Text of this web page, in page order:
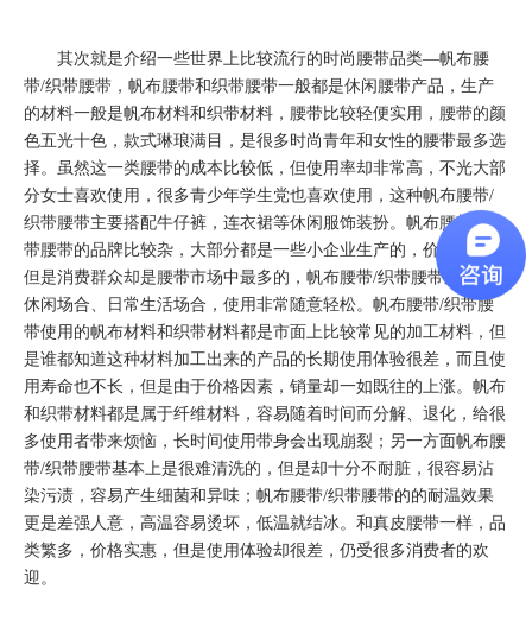
其次就是介绍一些世界上比较流行的时尚腰带品类—帆布腰
带/织带腰带，帆布腰带和织带腰带一般都是休闲腰带产品，生产
的材料一般是帆布材料和织带材料，腰带比较轻便实用，腰带的颜
色五光十色，款式琳琅满目，是很多时尚青年和女性的腰带最多选
择。虽然这一类腰带的成本比较低，但使用率却非常高，不光大部
分女士喜欢使用，很多青少年学生党也喜欢使用，这种帆布腰带/
织带腰带主要搭配牛仔裤，连衣裙等休闲服饰装扮。帆布腰带/织
带腰带的品牌比较杂，大部分都是一些小企业生产的，价格偏低，
但是消费群众却是腰带市场中最多的，帆布腰带/织带腰带适用于
休闲场合、日常生活场合，使用非常随意轻松。帆布腰带/织带腰
带使用的帆布材料和织带材料都是市面上比较常见的加工材料，但
是谁都知道这种材料加工出来的产品的长期使用体验很差，而且使
用寿命也不长，但是由于价格因素，销量却一如既往的上涨。帆布
和织带材料都是属于纤维材料，容易随着时间而分解、退化，给很
多使用者带来烦恼，长时间使用带身会出现崩裂；另一方面帆布腰
带/织带腰带基本上是很难清洗的，但是却十分不耐脏，很容易沾
染污渍，容易产生细菌和异味；帆布腰带/织带腰带的的耐温效果
更是差强人意，高温容易烫坏，低温就结冰。和真皮腰带一样，品
类繁多，价格实惠，但是使用体验却很差，仍受很多消费者的欢
迎。